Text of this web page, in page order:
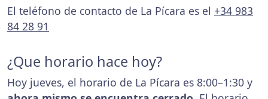
El teléfono de contacto de La Pícara es el +34 983
84 28 91
¿Que horario hace hoy?
Hoy jueves, el horario de La Pícara es 8:00–1:30 y